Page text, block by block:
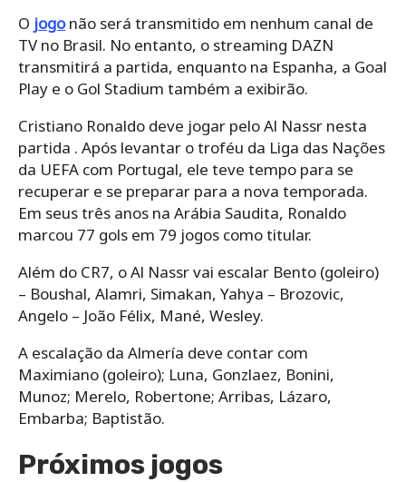
O jogonão será transmitido em nenhum canal de
TV no Brasil. No entanto, o streaming DAZN
transmitirá a partida, enquanto na Espanha, a Goal
Play e o Gol Stadium também a exibirão.
Cristiano Ronaldo deve jogar pelo Al Nassr nesta
partida . Após levantar o troféu da Liga das Nações
da UEFA com Portugal, ele teve tempo para se
recuperar e se preparar para a nova temporada.
Em seus três anos na Arábia Saudita, Ronaldo
marcou 77 gols em 79 jogos como titular.
Além do CR7, o Al Nassr vai escalar Bento (goleiro)
– Boushal, Alamri, Simakan, Yahya – Brozovic,
Angelo – João Félix, Mané, Wesley.
A escalação da Almería deve contar com
Maximiano (goleiro); Luna, Gonzlaez, Bonini,
Munoz; Merelo, Robertone; Arribas, Lázaro,
Embarba; Baptistão.
Próximos jogos